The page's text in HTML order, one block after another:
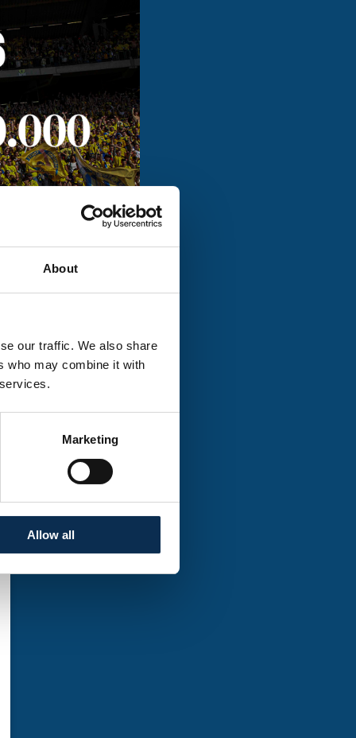
About
our traffic. We also share
who may combine it with
Marketing
Allow all
een golf van
aanstekelijke energie
een aantal